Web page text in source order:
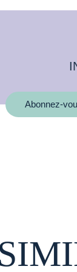
Abonnez-